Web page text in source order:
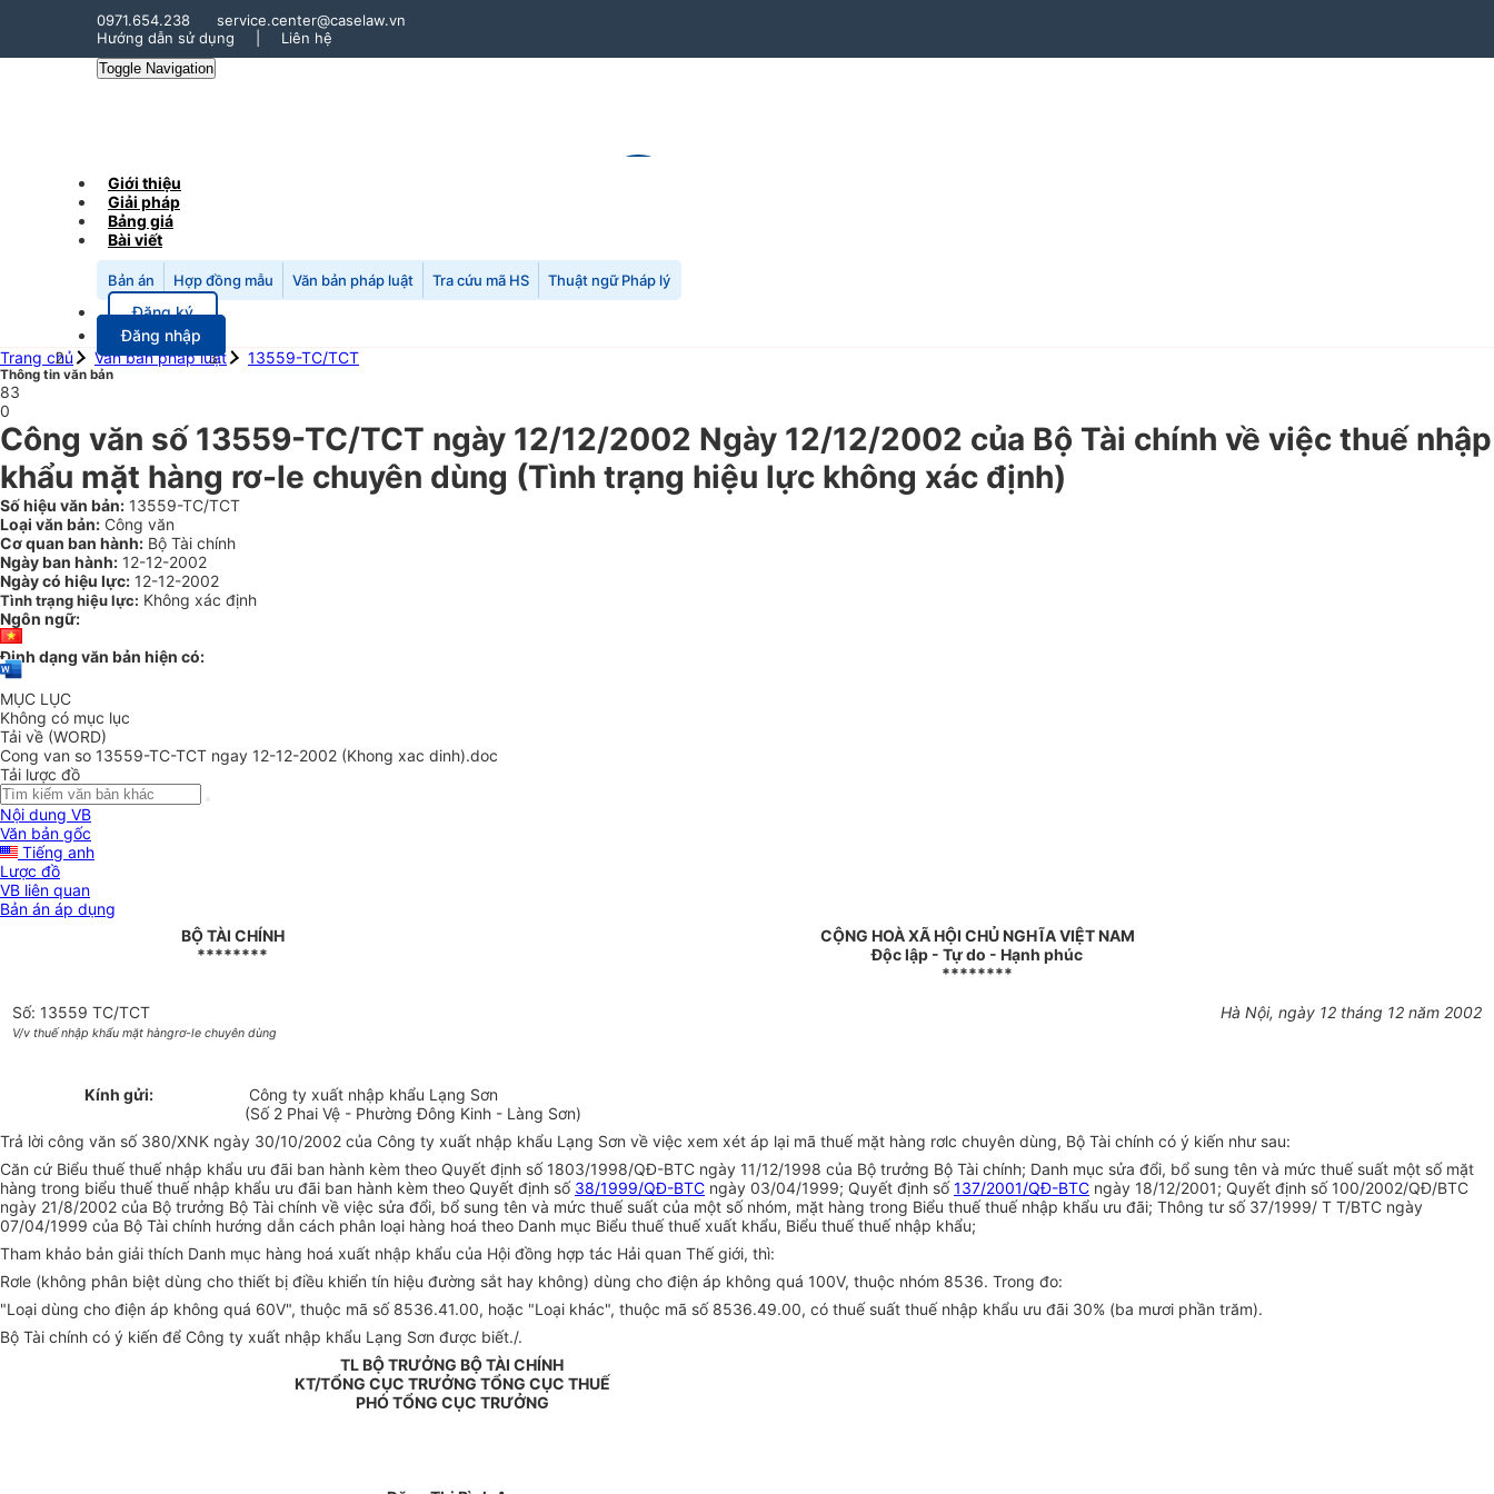
0971.654.238
service.center@caselaw.vn
Hướng dẫn sử dụng
Liên hệ
Toggle Navigation
Giới thiệu
Giải pháp
Bảng giá
Bài viết
Bản án Hợp đồng mẫu Văn bản pháp luật Tra cứu mã HS Thuật ngữ Pháp lý
Đăng ký
Đăng nhập
Trang chủ
Văn bản pháp luật 13559-TC/TCT
Thông tin văn bản
83
0
Công văn số 13559-TC/TCT ngày 12/12/2002 Ngày 12/12/2002 của Bộ Tài chính về việc thuế nhập
khẩu mặt hàng rơ-le chuyên dùng (Tình trạng hiệu lực không xác định)
Số hiệu văn bản: 13559-TC/TCT
Loại văn bản: Công văn
Cơ quan ban hành: Bộ Tài chính
Ngày ban hành: 12-12-2002
Ngày có hiệu lực: 12-12-2002
Tình trạng hiệu lực: Không xác định
Ngôn ngữ:
Định dạng văn bản hiện có:
MỤC LỤC
Không có mục lục
Tải về (WORD)
Cong van so 13559-TC-TCT ngay 12-12-2002 (Khong xac dinh).doc
Tải lược đồ
Nội dung VB
Văn bản gốc
Tiếng anh
Lược đồ
VB liên quan
Bản án áp dụng
BỘ TÀI CHÍNH
********
CỘNG HOÀ XÃ HỘI CHỦ NGHĨA VIỆT NAM
Độc lập - Tự do - Hạnh phúc
********
Số: 13559 TC/TCT
V/v thuế nhập khẩu mặt hàngrơ-le chuyên dùng
Hà Nội, ngày 12 tháng 12 năm 2002
Kính gửi:
Công ty xuất nhập khẩu Lạng Sơn
(Số 2 Phai Vệ - Phường Đông Kinh - Làng Sơn)
Trả lời công văn số 380/XNK ngày 30/10/2002 của Công ty xuất nhập khẩu Lạng Sơn về việc xem xét áp lại mã thuế mặt hàng rơlc chuyên dùng, Bộ Tài chính có ý kiến như sau:
Căn cứ Biểu thuế thuế nhập khẩu ưu đãi ban hành kèm theo Quyết định số 1803/1998/QĐ-BTC ngày 11/12/1998 của Bộ trưởng Bộ Tài chính; Danh mục sửa đổi, bổ sung tên và mức thuế suất một số mặt
hàng trong biểu thuế thuế nhập khẩu ưu đãi ban hành kèm theo Quyết định số 38/1999/QĐ-BTC ngày 03/04/1999; Quyết định số137/2001/QĐ-BTC ngày 18/12/2001; Quyết định số 100/2002/QĐ/BTC
ngày 21/8/2002 của Bộ trưởng Bộ Tài chính về việc sửa đổi, bổ sung tên và mức thuế suất của một số nhóm, mặt hàng trong Biểu thuế thuế nhập khẩu ưu đãi; Thông tư số 37/1999/ T T/BTC ngày
07/04/1999 của Bộ Tài chính hướng dẫn cách phân loại hàng hoá theo Danh mục Biểu thuế thuế xuất khẩu, Biểu thuế thuế nhập khẩu;
Tham khảo bản giải thích Danh mục hàng hoá xuất nhập khẩu của Hội đồng hợp tác Hải quan Thế giới, thì:
Rơle (không phân biệt dùng cho thiết bị điều khiển tín hiệu đường sắt hay không) dùng cho điện áp không quá 100V, thuộc nhóm 8536. Trong đo:
"Loại dùng cho điện áp không quá 60V", thuộc mã số 8536.41.00, hoặc "Loại khác", thuộc mã số 8536.49.00, có thuế suất thuế nhập khẩu ưu đãi 30% (ba mươi phần trăm).
Bộ Tài chính có ý kiến để Công ty xuất nhập khẩu Lạng Sơn được biết./.
TL BỘ TRƯỞNG BỘ TÀI CHÍNH
KT/TỔNG CỤC TRƯỞNG TỔNG CỤC THUẾ
PHÓ TỔNG CỤC TRƯỞNG